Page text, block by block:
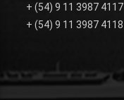
+ (54) 9 11 3987 4117
+ (54) 9 11 3987 4118